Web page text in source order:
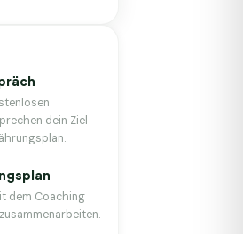
dein Ziel
dem Coaching